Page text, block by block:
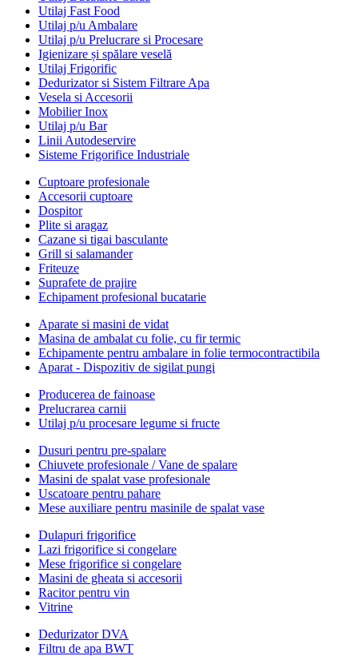
Utilaj Fast Food
Utilaj p/u Ambalare
Utilaj p/u Prelucrare si Procesare
Igienizare și spălare veselă
Utilaj Frigorific
Dedurizator si Sistem Filtrare Apa
Vesela si Accesorii
Mobilier Inox
Utilaj p/u Bar
Linii Autodeservire
Sisteme Frigorifice Industriale
Cuptoare profesionale
Accesorii cuptoare
Dospitor
Plite si aragaz
Cazane si tigai basculante
Grill si salamander
Friteuze
Suprafete de prajire
Echipament profesional bucatarie
Aparate si masini de vidat
Masina de ambalat cu folie, cu fir termic
Echipamente pentru ambalare in folie termocontractibila
Aparat - Dispozitiv de sigilat pungi
Producerea de fainoase
Prelucrarea carnii
Utilaj p/u procesare legume si fructe
Dusuri pentru pre-spalare
Chiuvete profesionale / Vane de spalare
Masini de spalat vase profesionale
Uscatoare pentru pahare
Mese auxiliare pentru masinile de spalat vase
Dulapuri frigorifice
Lazi frigorifice si congelare
Mese frigorifice si congelare
Masini de gheata si accesorii
Racitor pentru vin
Vitrine
Dedurizator DVA
Filtru de apa BWT